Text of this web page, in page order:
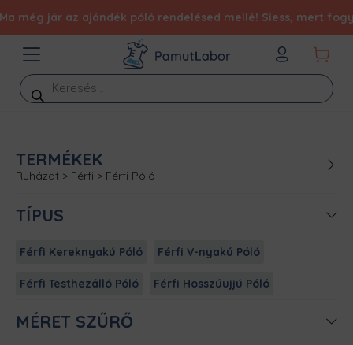
jár az ajándék póló rendelésed mellé! Siess, mert fogy a
Products
search
TERMÉKEK
Ruházat > Férfi > Férfi Póló
TÍPUS
Férfi Kereknyakú Póló Férfi V-nyakú Póló
Férfi Testhezálló Póló Férfi Hosszúujjú Póló
MÉRET SZŰRŐ